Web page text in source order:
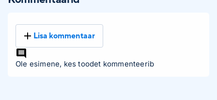
Lisa kommentaar
Ole esimene, kes toodet kommenteerib